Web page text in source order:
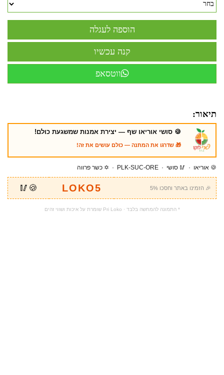
ווטסאפ
תיאור:
🍪 סושי אוריאו שף — יצירת אמנות שמשגעת כולם!
🎁 שדרגו את המתנה — כולם עושים את זה!
🍪 אוריאו · 🥢 סושי · PLK-SUC-ORE · ✡️ כשר פרווה
🎉 הזמינו באתר וחסכו 5% LOKO5
🍪🥢
* התמונה להמחשה בלבד · Pri Loko שומרת על איכות ושווי זהים